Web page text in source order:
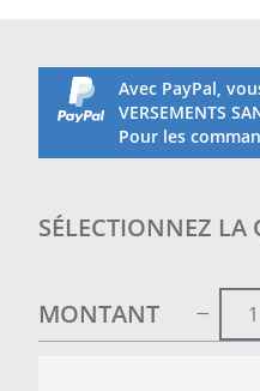
Avec PayPal,
VERSEMENTS
Pour les
SÉLECTIONNEZ LA
MONTANT